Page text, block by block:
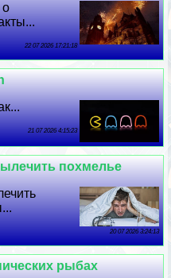
о
22 07 2026 17:21:18
21 07 2026 4:15:23
похмелье
20 07 2026 3:24:13
рыбах